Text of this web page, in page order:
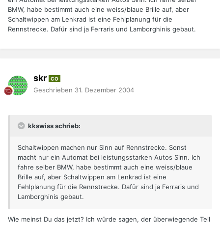
BMW, habe bestimmt auch eine weiss/blaue Brille auf, aber
Schaltwippen am Lenkrad ist eine Fehlplanung für die
Rennstrecke. Dafür sind ja Ferraris und Lamborghinis gebaut.
skr CO
Geschrieben 31. Dezember 2004
kkswiss schrieb:
Schaltwippen machen nur Sinn auf Rennstrecke. Sonst
macht nur ein Automat bei leistungsstarken Autos Sinn. Ich
fahre selber BMW, habe bestimmt auch eine weiss/blaue
Brille auf, aber Schaltwippen am Lenkrad ist eine
Fehlplanung für die Rennstrecke. Dafür sind ja Ferraris und
Lamborghinis gebaut.
Wie meinst Du das jetzt? Ich würde sagen, der überwiegende Teil